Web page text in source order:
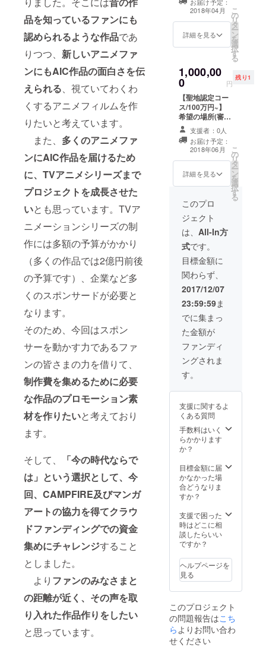
品を知っているファンにも
認められるような作品であ
りつつ、 新しいアニメファ
ンにもAIC作品の面白さを伝
えられる 、視ていてわくわ
くするアニメフィルムを作
りたいと考えています。
また、 多くのアニメファ
ンにAIC作品を届けるため
に、TVアニメシリーズまで
プロジェクトを成長させた
いとも思っています。TVア
ニメーションシリーズの制
作には多額の予算がかかり
（多くの作品では2億円前後
の予算です）、企業など多
くのスポンサードが必要と
なります。
そのため、今回はスポン
サーを動かす力であるファ
ンの皆さまの力を借りて、
制作費を集めるために必要
な作品のプロモーション素
材を作りたいと考えており
ます。
そして、
「今の時代ならで
は」という選択として、今
回、CAMPFIRE及びマンガ
アートの協力を得てクラウ
ドファンディングでの資金
集めにチャレンジすること
としました。
より ファンのみなさまと
の距離が近く、その声を取
り入れた作品作りをしたい
と思っています。
クターを描いた
キャラクターデ
ザイナー直筆サ
イン
定Tシャツ+設定
資料小冊子+PV
へのクレジット
表記(中)+上映会
&ミニライブ+声
ナリオ台本+クリ
エイターズサイ
ン入りPV原画
（複製）×2（監
督・キャラデザ
イナー）+AR見
学+ARガヤ参加
+ご指定のキャラ
クターを描いた
キャラクターデ
ザイナー直筆サ
イン+打ち上げ参
加
お届け予定：
2018年04月
詳細を見る
こ
の
リ
タ
ー
ン
を
選
択
す
る
1,000,00
0 円
残り1
【聖地認定コー
ス/100万円~】
希望の場所(審査
有り)を劇中に登
場させます。 ※
詳しい内容は
MTGなどの相談
の上、確定させ
て頂きます
支援者：0人
お届け予定：
2018年06月
詳細を見る
こ
の
リ
タ
ー
ン
を
選
択
す
る
このプロ
ジェクト
は、 All-In方
式です。
目標金額に
関わらず、
2017/12/07
23:59:59ま
でに集まっ
た金額が
ファンディ
ングされま
す。
支援に関するよ
くある質問
手数料はいく
らかかります
か？
目標金額に届
かなかった場
合どうなりま
すか？
支援で困った
時はどこに相
談したらいい
ですか？
ヘルプページを
見る
このプロジェクト
の問題報告はこち
らよりお問い合わ
せください